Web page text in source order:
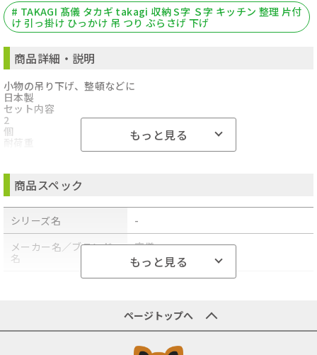
# TAKAGI 髙儀 タカギ takagi 収納 S字 Ｓ字 キッチン 整理 片付
け 引っ掛け ひっかけ 吊 つり ぶらさげ 下げ
商品詳細・説明
小物の吊り下げ、整頓などに
日本製
セット内容
2
個
耐荷重
芯材材質
スチール
被膜材材質
塩化ビニル
もっと見る
商品スペック
シリーズ名
-
メーカー名／ブランド
名
高儀
もっと見る
ページトップへ